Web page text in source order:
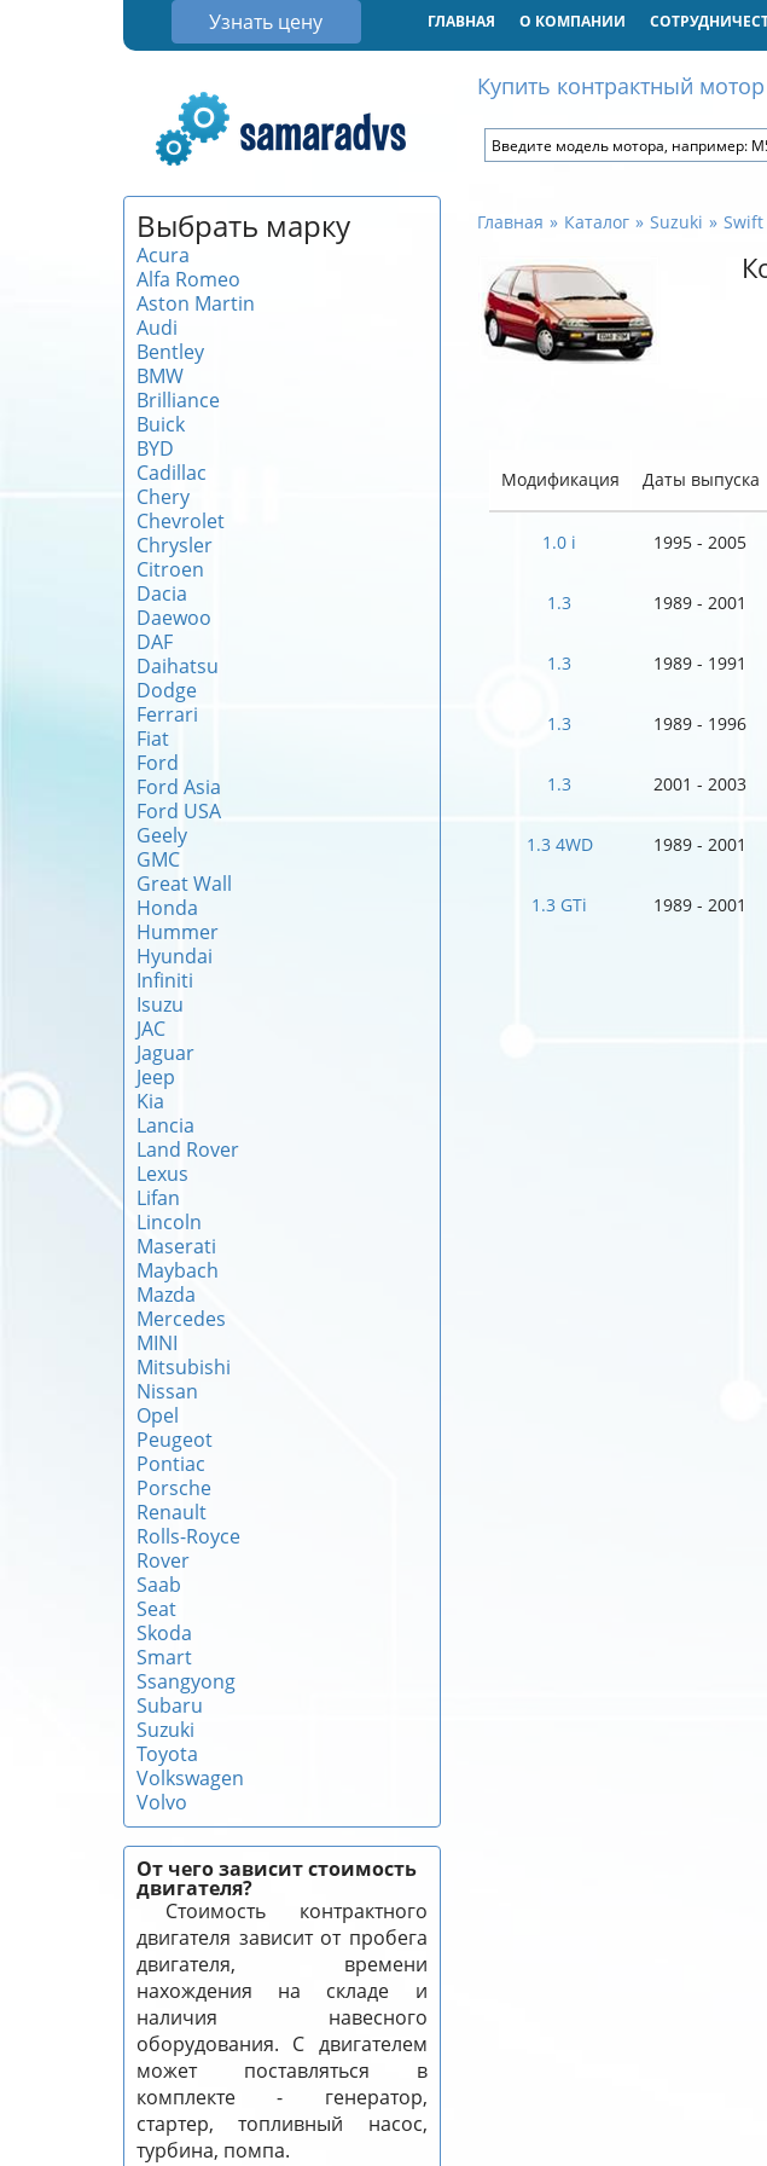
Узнать цену ГЛАВНАЯ О КОМПАНИИ
Купить контрактный
Выбрать марку
Acura
Alfa Romeo
Aston Martin
Audi
Bentley
BMW
Brilliance
Buick
BYD
Cadillac
Chery
Chevrolet
Chrysler
Citroen
Dacia
Daewoo
DAF
Daihatsu
Dodge
Ferrari
Fiat
Ford
Ford Asia
Ford USA
Geely
GMC
Great Wall
Honda
Hummer
Hyundai
Infiniti
Isuzu
JAC
Jaguar
Jeep
Kia
Lancia
Land Rover
Lexus
Lifan
Lincoln
Maserati
Maybach
Mazda
Mercedes
MINI
Mitsubishi
Nissan
Opel
Peugeot
Pontiac
Porsche
Renault
Rolls-Royce
Rover
Saab
Seat
Skoda
Smart
Ssangyong
Subaru
Suzuki
Toyota
Volkswagen
Volvo
От чего зависит стоимость
двигателя?
Стоимость контрактного
двигателя зависит от пробега
двигателя, времени
нахождения на складе и
наличия навесного
оборудования. С двигателем
может поставляться в
комплекте - генератор,
стартер, топливный насос,
турбина, помпа.
Главная Каталог Suzuki Swift
Модификация Даты выпуска
1.0 i 1995 - 2005
1.3 1989 - 2001
1.3 1989 - 1991
1.3 1989 - 1996
1.3 2001 - 2003
1.3 4WD 1989 - 2001
1.3 GTi 1989 - 2001